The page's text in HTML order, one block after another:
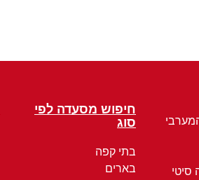
סיטי
חיפוש מסעדה לפי
סוג
בתי קפה
בארים